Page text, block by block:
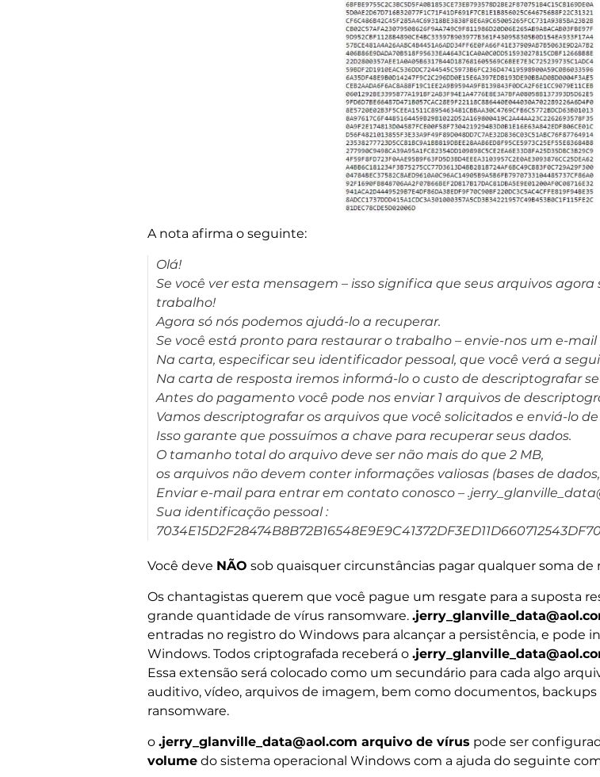
A nota afirma o seguinte:
Olá!
Se você ver esta mensagem – isso significa que seus arquivos
trabalho!
Agora só nós podemos ajudá-lo a recuperar.
Se você está pronto para restaurar o trabalho – envie-nos um e-
Na carta, especificar seu identificador pessoal, que você verá a
Na carta de resposta iremos informá-lo o custo de descriptografar
Antes do pagamento você pode nos enviar 1 arquivos de
Vamos descriptografar os arquivos que você solicitados e enviá-lo
Isso garante que possuímos a chave para recuperar seus dados.
O tamanho total do arquivo deve ser não mais do que 2 MB,
os arquivos não devem conter informações valiosas (bases de
Enviar e-mail para entrar em contato conosco –
Sua identificação pessoal :
Você deve NÃO sob quaisquer circunstâncias pagar qualquer soma de
Os chantagistas querem que você pague um resgate para a suposta
grande quantidade de vírus ransomware.
entradas no registro do Windows para alcançar a persistência, e pode
Windows. Todos criptografada receberá o
Essa extensão será colocado como um secundário para cada algo
auditivo, vídeo, arquivos de imagem, bem como documentos,
ransomware.
o .jerry_glanville_data@aol.com arquivo de vírus pode ser
volume do sistema operacional Windows com a ajuda do seguinte